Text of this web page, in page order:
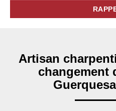
Artisan
changement